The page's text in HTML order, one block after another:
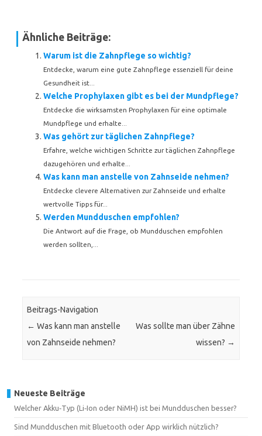
Ähnliche Beiträge:
Warum ist die Zahnpflege so wichtig?
Entdecke, warum eine gute Zahnpflege essenziell für deine
Gesundheit ist...
Welche Prophylaxen gibt es bei der Mundpflege?
Entdecke die wirksamsten Prophylaxen für eine optimale
Mundpflege und erhalte...
Was gehört zur täglichen Zahnpflege?
Erfahre, welche wichtigen Schritte zur täglichen Zahnpflege
dazugehören und erhalte...
Was kann man anstelle von Zahnseide nehmen?
Entdecke clevere Alternativen zur Zahnseide und erhalte
wertvolle Tipps für...
Werden Mundduschen empfohlen?
Die Antwort auf die Frage, ob Mundduschen empfohlen
werden sollten,...
Beitrags-Navigation
← Was kann man anstelle
von Zahnseide nehmen?
Was sollte man über Zähne
wissen? →
Neueste Beiträge
Welcher Akku‑Typ (Li‑Ion oder NiMH) ist bei Mundduschen besser?
Sind Mundduschen mit Bluetooth oder App wirklich nützlich?